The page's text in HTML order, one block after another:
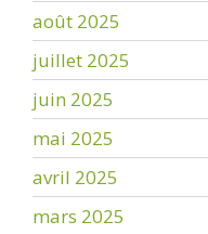
août 2025
juillet 2025
juin 2025
mai 2025
avril 2025
mars 2025